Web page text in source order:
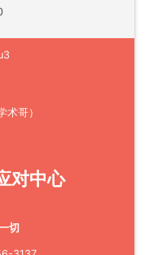
哥）
对中心
切